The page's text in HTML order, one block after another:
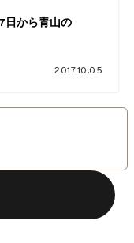
日から青山の
2017.10.05